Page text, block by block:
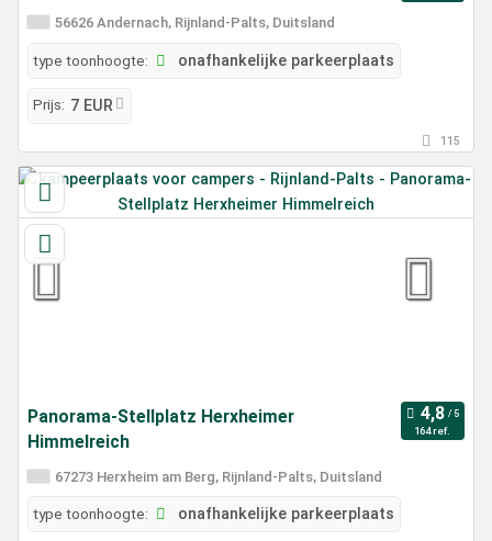
56626 Andernach, Rijnland-Palts, Duitsland
type toonhoogte: onafhankelijke parkeerplaats
Prijs: 7 EUR
115
Panorama-Stellplatz Herxheimer
Himmelreich
164 ref.
67273 Herxheim am Berg, Rijnland-Palts, Duitsland
type toonhoogte: onafhankelijke parkeerplaats